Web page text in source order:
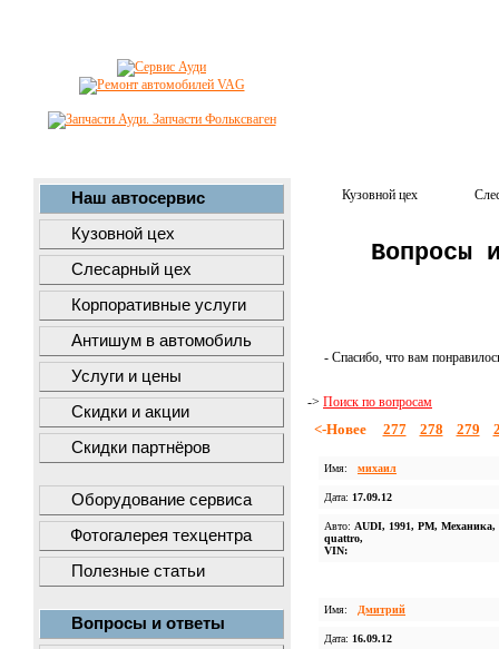
Наш автосервис
Кузовной цех
Слесарный цех
Корпоративные услуги
Антишум в автомобиль
Услуги и цены
Скидки и акции
Скидки партнёров
Оборудование сервиса
Фотогалерея техцентра
Полезные статьи
Вопросы и ответы
Кузовной цех
Вопросы
- Спасибо, что вам
-> Поиск по вопросам
<-Новее 277 278 279
Имя: михаил
Дата: 17.09.12
Авто: AUDI, 1991, PM, Механика,
quattro,
VIN:
Имя: Дмитрий
Дата: 16.09.12